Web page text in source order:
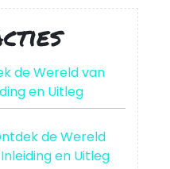
de Wereld van
en Uitleg
de Wereld
en Uitleg